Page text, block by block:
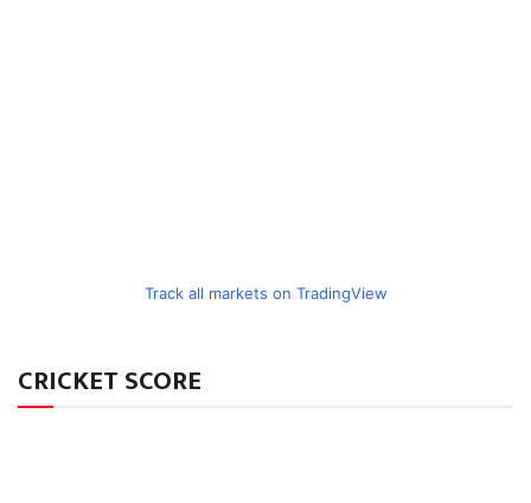
Track all markets on TradingView
CRICKET SCORE